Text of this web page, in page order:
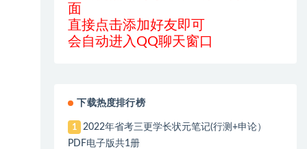
面
直接点击添加好友即可
会自动进入QQ聊天窗口
下载热度排行榜
1
2022年省考三更学长状元笔记(行测+申论）
PDF电子版共1册